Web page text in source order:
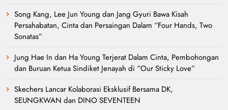
Song Kang, Lee Jun Young dan Jang Gyuri Bawa Kisah
Persahabatan, Cinta dan Persaingan Dalam “Four Hands, Two
Sonatas”
Jung Hae In dan Ha Young Terjerat Dalam Cinta, Pembohongan
dan Buruan Ketua Sindiket Jenayah di “Our Sticky Love”
Skechers Lancar Kolaborasi Eksklusif Bersama DK,
SEUNGKWAN dan DINO SEVENTEEN